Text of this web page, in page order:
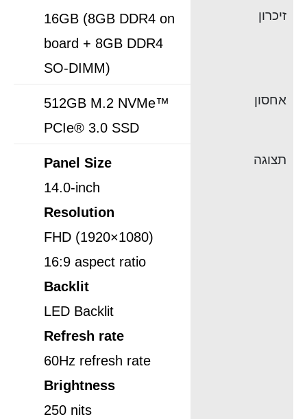
זיכרון
16GB (8GB DDR4 on
board + 8GB DDR4
SO-DIMM)
אחסון
512GB M.2 NVMe™
PCIe® 3.0 SSD
תצוגה
Panel Size
14.0-inch
Resolution
FHD (1920×1080)
16:9 aspect ratio
Backlit
LED Backlit
Refresh rate
60Hz refresh rate
Brightness
250 nits